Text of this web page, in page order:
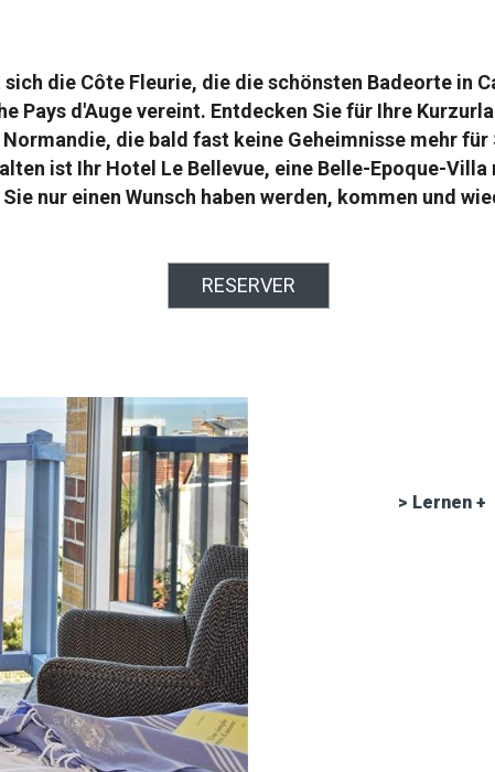
die Côte Fleurie, die die schönsten Badeorte in
Pays d'Auge vereint. Entdecken Sie für Ihre
die bald fast keine Geheimnisse mehr für
ist Ihr Hotel Le Bellevue, eine Belle-Epoque-
nur einen Wunsch haben werden, kommen und
RESERVER
> Lernen +